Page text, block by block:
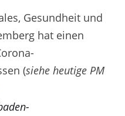
Gesundheit und
hat einen
(siehe heutige PM